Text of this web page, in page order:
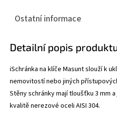
Ostatní informace
Detailní popis
iSchránka na klíče Masunt slouží k
nemovitostí nebo jiných
Stěny schránky mají tloušťku 3 mm
kvalitě nerezové oceli AISI 304.